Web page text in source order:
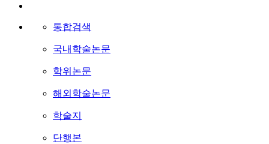
통합검색
국내학술논문
학위논문
해외학술논문
학술지
단행본